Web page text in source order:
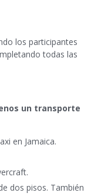
los participantes
todas las
un transporte
en Jamaica.
dos pisos. También